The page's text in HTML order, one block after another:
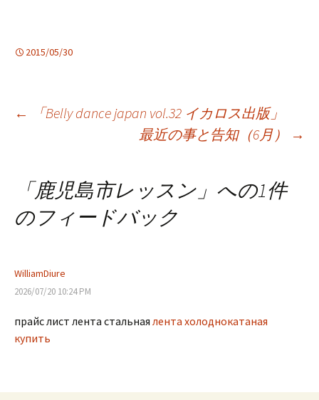
2015/05/30
投
ナ
ゲ
ー
シ
←
「Belly dance japan vol.32 イカロス出版」
最近の事と告知（6月）
→
「鹿児島市レッスン 」への1件
のフィードバック
WilliamDiure
2026/07/20 10:24 PM
прайс лист лента стальная лента холоднокатаная
купить